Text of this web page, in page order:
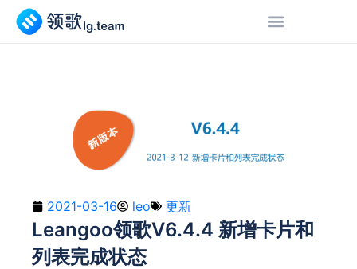
2021-03-16 leo 更新
Leangoo领歌V6.4.4 新增卡片和
列表完成状态